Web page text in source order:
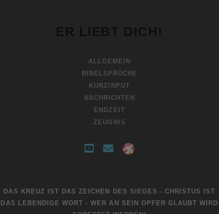
ALLGEMEIN
BIBELSPRÜCHE
KURZINPUT
NACHRICHTEN
ENDZEIT
ZEUGNIS
t
e
i
i
DAS KREUZ IST DAS ZEICHEN DES SIEGES - CHRISTUS IST
DAS LEBENDIGE WORT - WER AN SEIN OPFER GLAUBT WIRD